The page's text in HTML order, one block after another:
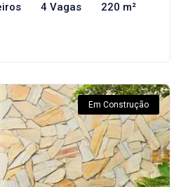
4 Vagas 220 m²
Em Construção